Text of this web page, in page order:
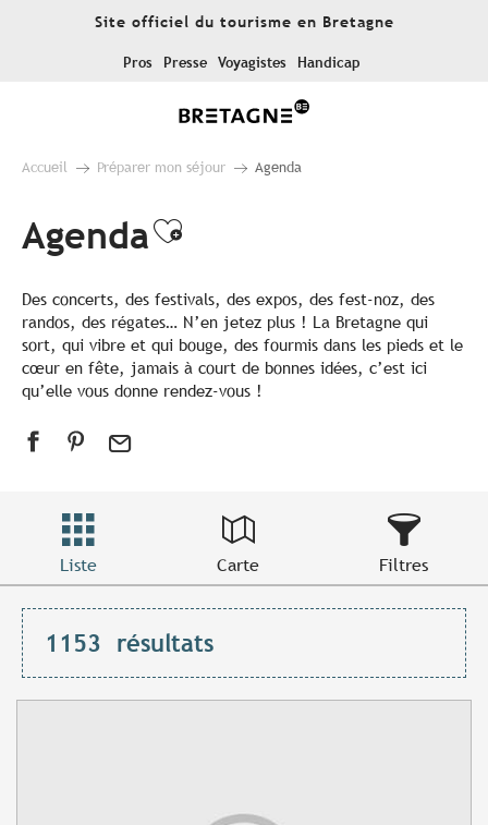
Site officiel du tourisme en Bretagne
Pros Presse Voyagistes Handicap
Accueil Préparer mon séjour Agenda
AgendaAjouter aux favoris
Des concerts, des festivals, des expos, des fest-noz, des
randos, des régates… N’en jetez plus ! La Bretagne qui
sort, qui vibre et qui bouge, des fourmis dans les pieds et le
cœur en fête, jamais à court de bonnes idées, c’est ici
qu’elle vous donne rendez-vous !
Liste Carte Filtres
1153 résultats